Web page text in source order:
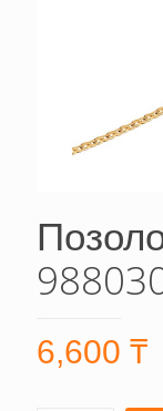
6,600 ₸